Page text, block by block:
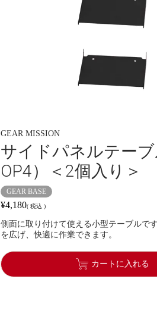
GEAR MISSION
サイドパネルテーブ
OP4）＜2個入り＞
GEAR BASE
¥4,180 税込
側面に取り付けて使える小型テーブルで
を広げ、快適に作業できます。
カートに入れる